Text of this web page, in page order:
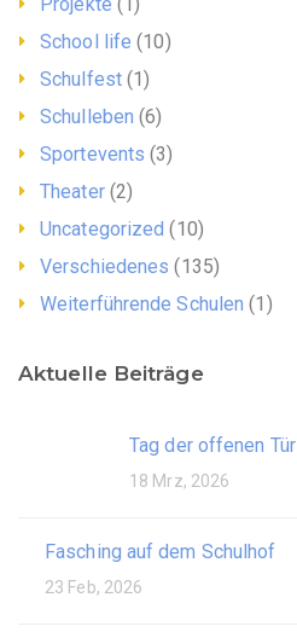
School life (10)
Schulfest(1)
Schulleben (6)
Sportevents (3)
Theater(2)
Uncategorized (10)
Verschiedenes (135)
Weiterführende Schulen (1)
Aktuelle Beiträge
Tag der offenen Tür
18 Mrz, 2026
Fasching auf dem Schulhof
23 Feb, 2026